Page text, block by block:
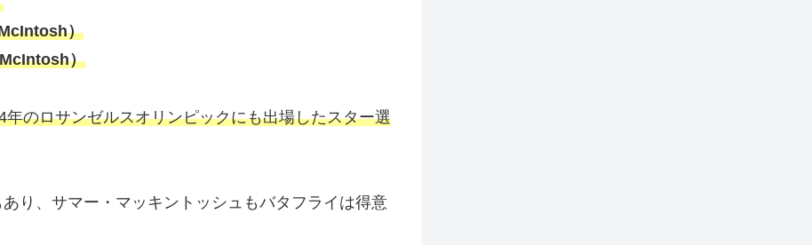
）
）
のロサンゼルスオリンピックにも出場したスター選
り、サマー・マッキントッシュもバタフライは得意